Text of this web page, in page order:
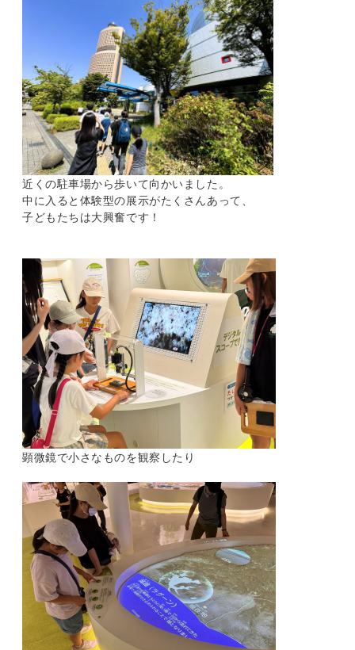
近くの駐車場から歩いて向かいました。
中に入ると体験型の展示がたくさんあって、
子どもたちは大興奮です！
顕微鏡で小さなものを観察したり